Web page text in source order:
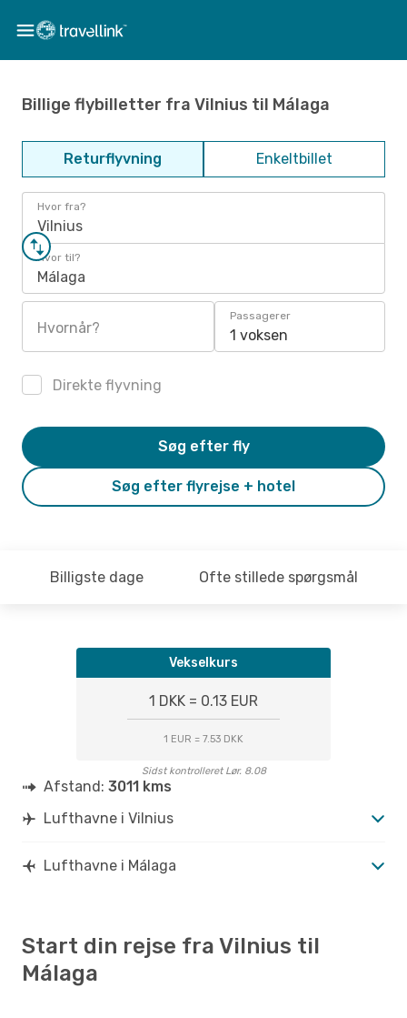
Billige flybilletter fra Vilnius til Málaga
Returflyvning Enkeltbillet
Hvor fra?
Vilnius
Hvor til?
Málaga
Hvornår?
Passagerer
1 voksen
Direkte flyvning
Søg efter flyrejse + hotel
Søg efter fly
Billigste dage Ofte stillede spørgsmål
Vekselkurs
1 DKK = 0.13 EUR
1 EUR = 7.53 DKK
Sidst kontrolleret Lør. 8.08
Afstand: 3011 kms
Lufthavne i Vilnius
Lufthavne i Málaga
Start din rejse fra Vilnius til
Málaga